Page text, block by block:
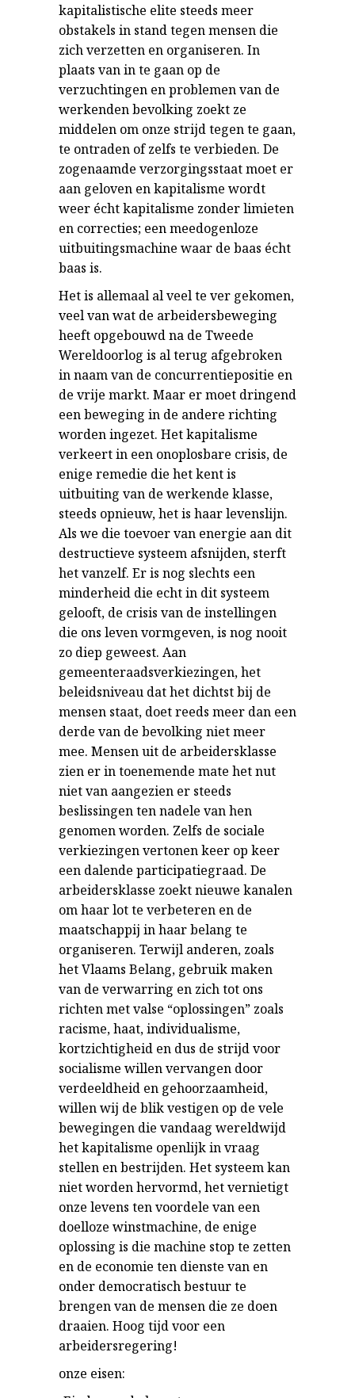
kapitalistische elite steeds meer
obstakels in stand tegen mensen die
zich verzetten en organiseren. In
plaats van in te gaan op de
verzuchtingen en problemen van de
werkenden bevolking zoekt ze
middelen om onze strijd tegen te gaan,
te ontraden of zelfs te verbieden. De
zogenaamde verzorgingsstaat moet er
aan geloven en kapitalisme wordt
weer écht kapitalisme zonder limieten
en correcties; een meedogenloze
uitbuitingsmachine waar de baas écht
baas is.
Het is allemaal al veel te ver gekomen,
veel van wat de arbeidersbeweging
heeft opgebouwd na de Tweede
Wereldoorlog is al terug afgebroken
in naam van de concurrentiepositie en
de vrije markt. Maar er moet dringend
een beweging in de andere richting
worden ingezet. Het kapitalisme
verkeert in een onoplosbare crisis, de
enige remedie die het kent is
uitbuiting van de werkende klasse,
steeds opnieuw, het is haar levenslijn.
Als we die toevoer van energie aan dit
destructieve systeem afsnijden, sterft
het vanzelf. Er is nog slechts een
minderheid die echt in dit systeem
gelooft, de crisis van de instellingen
die ons leven vormgeven, is nog nooit
zo diep geweest. Aan
gemeenteraadsverkiezingen, het
beleidsniveau dat het dichtst bij de
mensen staat, doet reeds meer dan een
derde van de bevolking niet meer
mee. Mensen uit de arbeidersklasse
zien er in toenemende mate het nut
niet van aangezien er steeds
beslissingen ten nadele van hen
genomen worden. Zelfs de sociale
verkiezingen vertonen keer op keer
een dalende participatiegraad. De
arbeidersklasse zoekt nieuwe kanalen
om haar lot te verbeteren en de
maatschappij in haar belang te
organiseren. Terwijl anderen, zoals
het Vlaams Belang, gebruik maken
van de verwarring en zich tot ons
richten met valse “oplossingen” zoals
racisme, haat, individualisme,
kortzichtigheid en dus de strijd voor
socialisme willen vervangen door
verdeeldheid en gehoorzaamheid,
willen wij de blik vestigen op de vele
bewegingen die vandaag wereldwijd
het kapitalisme openlijk in vraag
stellen en bestrijden. Het systeem kan
niet worden hervormd, het vernietigt
onze levens ten voordele van een
doelloze winstmachine, de enige
oplossing is die machine stop te zetten
en de economie ten dienste van en
onder democratisch bestuur te
brengen van de mensen die ze doen
draaien. Hoog tijd voor een
arbeidersregering!
onze eisen: